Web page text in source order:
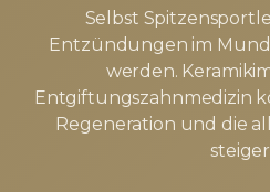
Selbst
Entzündungen im
werden.
Entgiftungszahnmedizin
Regeneration und die